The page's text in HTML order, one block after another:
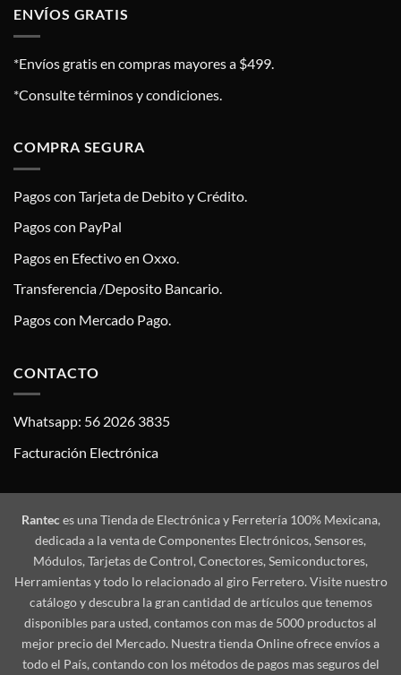
ENVÍOS GRATIS
*Envíos gratis en compras mayores a $499.
*Consulte términos y condiciones.
COMPRA SEGURA
Pagos con Tarjeta de Debito y Crédito.
Pagos con PayPal
Pagos en Efectivo en Oxxo.
Transferencia /Deposito Bancario.
Pagos con Mercado Pago.
CONTACTO
Whatsapp: 56 2026 3835
Facturación Electrónica
Ranteces una Tienda de Electrónica y Ferretería 100% Mexicana,
dedicada a la venta de Componentes Electrónicos, Sensores,
Módulos, Tarjetas de Control, Conectores, Semiconductores,
Herramientas y todo lo relacionado al giro Ferretero. Visite nuestro
catálogo y descubra la gran cantidad de artículos que tenemos
disponibles para usted, contamos con mas de 5000 productos al
mejor precio del Mercado. Nuestra tienda Online ofrece envíos a
todo el País, contando con los métodos de pagos mas seguros del